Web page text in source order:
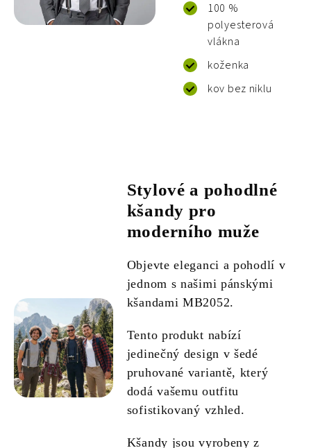
100 %
polyesterová
vlákna
koženka
kov bez niklu
Stylové a pohodlné
kšandy pro
moderního muže
Objevte eleganci a pohodlí v
jednom s našimi pánskými
kšandami MB2052.
Tento produkt nabízí
jedinečný design v šedé
pruhované variantě, který
dodá vašemu outfitu
sofistikovaný vzhled.
Kšandy jsou vyrobeny z